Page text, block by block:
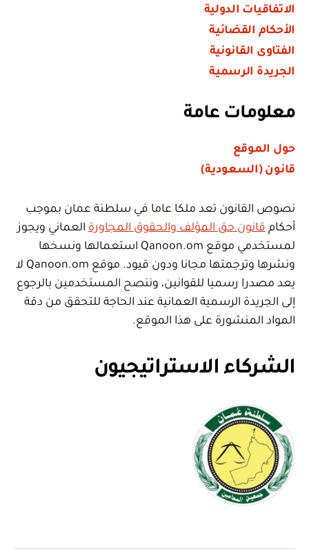
الاتفاقيات الدولية
الأحكام القضائية
الفتاوى القانونية
الجريدة الرسمية
معلومات عامة
حول الموقع
قانون (السعودية)
نصوص القانون تعد ملكا عاما في سلطنة عمان بموجب
أحكام قانون حق المؤلف والحقوق المجاورة العماني ويجوز
لمستخدمي موقع Qanoon.om استعمالها ونسخها
ونشرها وترجمتها مجانا ودون قيود. موقع Qanoon.om لا
يعد مصدرا رسميا للقوانين، وننصح المستخدمين بالرجوع
إلى الجريدة الرسمية العمانية عند الحاجة للتحقق من دقة
المواد المنشورة على هذا الموقع.
الشركاء الاستراتيجيون